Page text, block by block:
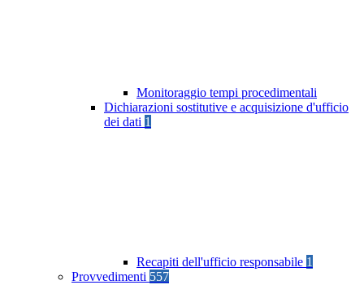
Monitoraggio tempi procedimentali
Dichiarazioni sostitutive e acquisizione d'ufficio
dei dati 1
Recapiti dell'ufficio responsabile 1
Provvedimenti 557